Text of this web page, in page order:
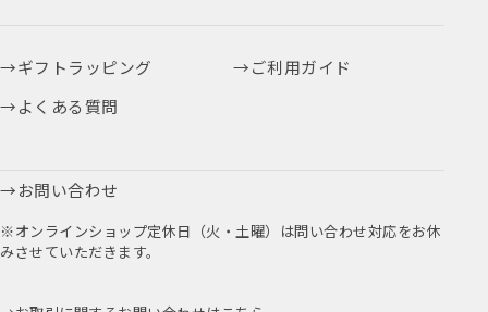
ギフトラッピング
ご利用ガイド
よくある質問
お問い合わせ
※オンラインショップ定休日（火・土曜）は問い合わせ対応をお休
みさせていただきます。